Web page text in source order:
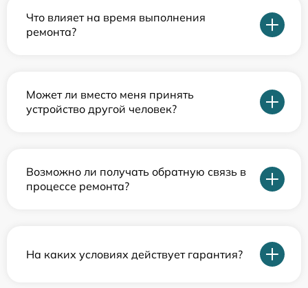
Что влияет на время выполнения
ремонта?
Может ли вместо меня принять
устройство другой человек?
Возможно ли получать обратную связь в
процессе ремонта?
На каких условиях действует гарантия?